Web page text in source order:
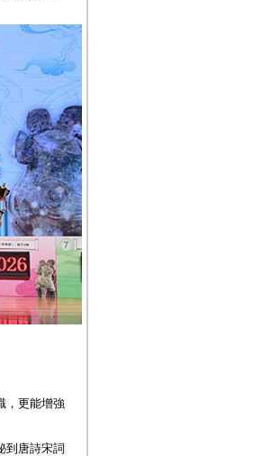
，更能增強
到唐詩宋詞